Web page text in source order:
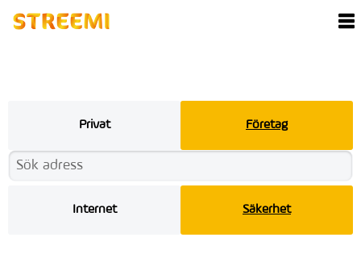
Privat Företag
Internet Säkerhet